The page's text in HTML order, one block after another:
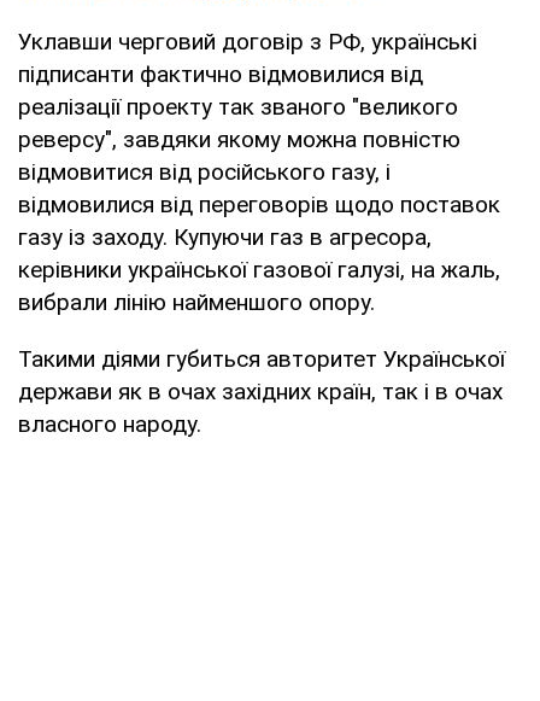
Уклавши черговий договір з РФ, українські
підписанти фактично відмовилися від
реалізації проекту так званого "великого
реверсу", завдяки якому можна повністю
відмовитися від російського газу, і
відмовилися від переговорів щодо поставок
газу із заходу. Купуючи газ в агресора,
керівники української газової галузі, на жаль,
вибрали лінію найменшого опору.
Такими діями губиться авторитет Української
держави як в очах західних країн, так і в очах
власного народу.